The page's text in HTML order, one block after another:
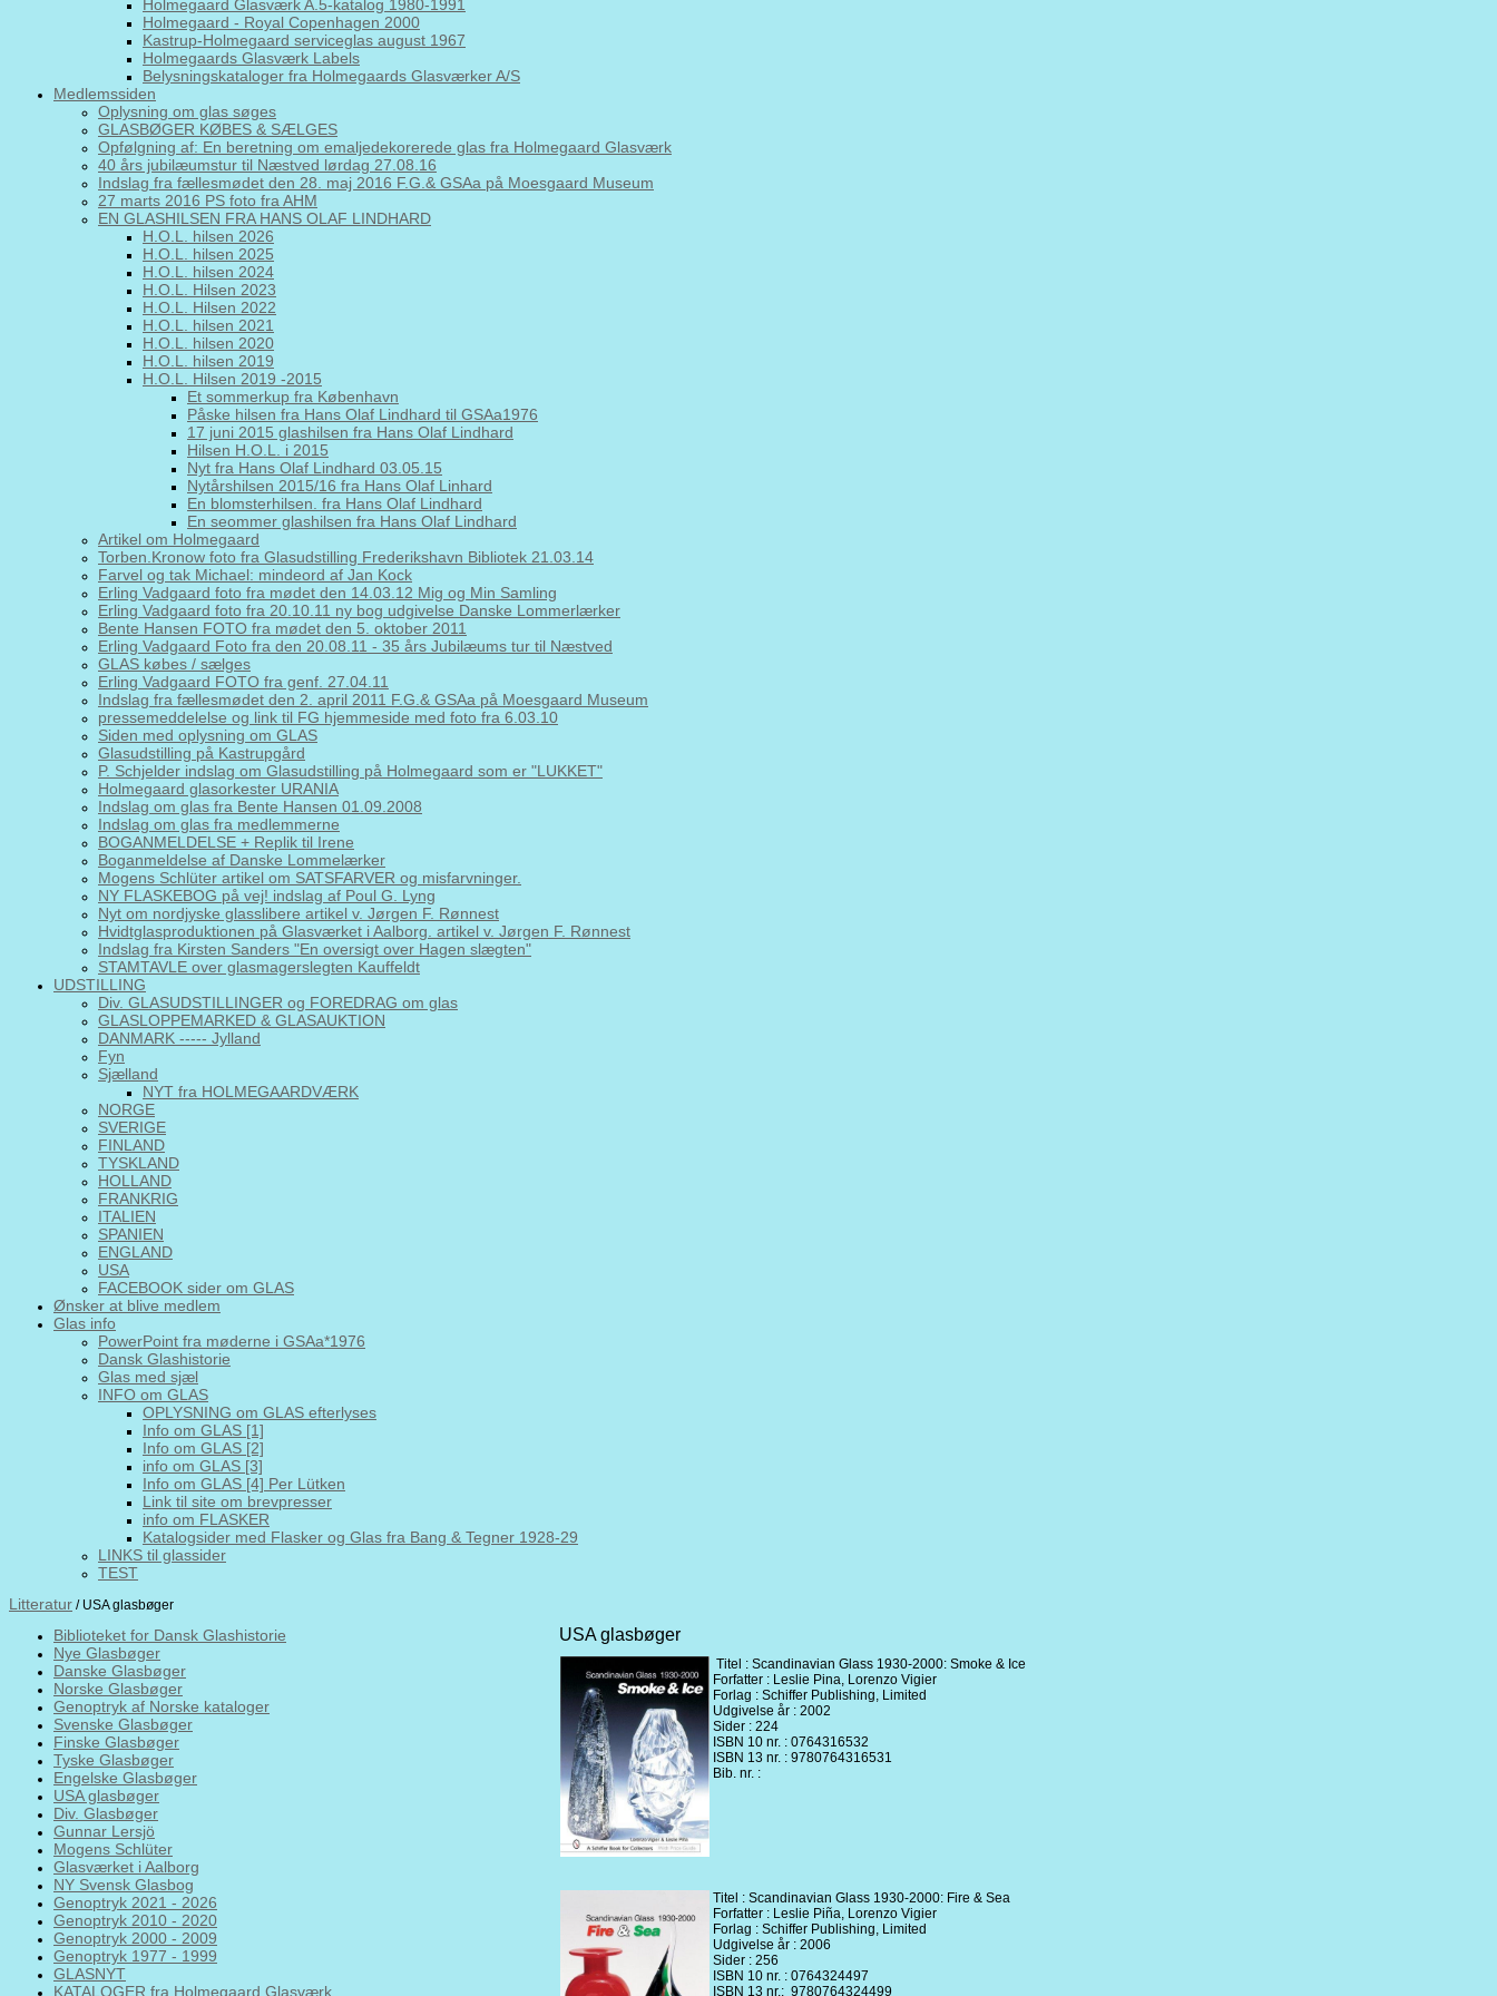
Holmegaard Glasværk A.5-katalog 1980-1991
Holmegaard - Royal Copenhagen 2000
Kastrup-Holmegaard serviceglas august 1967
Holmegaards Glasværk Labels
Belysningskataloger fra Holmegaards Glasværker A/S
Medlemssiden
Oplysning om glas søges
GLASBØGER KØBES & SÆLGES
Opfølgning af: En beretning om emaljedekorerede glas fra Holmegaard Glasværk
40 års jubilæumstur til Næstved lørdag 27.08.16
Indslag fra fællesmødet den 28. maj 2016 F.G.& GSAa på Moesgaard Museum
27 marts 2016 PS foto fra AHM
EN GLASHILSEN FRA HANS OLAF LINDHARD
H.O.L. hilsen 2026
H.O.L. hilsen 2025
H.O.L. hilsen 2024
H.O.L. Hilsen 2023
H.O.L. Hilsen 2022
H.O.L. hilsen 2021
H.O.L. hilsen 2020
H.O.L. hilsen 2019
H.O.L. Hilsen 2019 -2015
Et sommerkup fra København
Påske hilsen fra Hans Olaf Lindhard til GSAa1976
17 juni 2015 glashilsen fra Hans Olaf Lindhard
Hilsen H.O.L. i 2015
Nyt fra Hans Olaf Lindhard 03.05.15
Nytårshilsen 2015/16 fra Hans Olaf Linhard
En blomsterhilsen. fra Hans Olaf Lindhard
En seommer glashilsen fra Hans Olaf Lindhard
Artikel om Holmegaard
Torben.Kronow foto fra Glasudstilling Frederikshavn Bibliotek 21.03.14
Farvel og tak Michael: mindeord af Jan Kock
Erling Vadgaard foto fra mødet den 14.03.12 Mig og Min Samling
Erling Vadgaard foto fra 20.10.11 ny bog udgivelse Danske Lommerlærker
Bente Hansen FOTO fra mødet den 5. oktober 2011
Erling Vadgaard Foto fra den 20.08.11 - 35 års Jubilæums tur til Næstved
GLAS købes / sælges
Erling Vadgaard FOTO fra genf. 27.04.11
Indslag fra fællesmødet den 2. april 2011 F.G.& GSAa på Moesgaard Museum
pressemeddelelse og link til FG hjemmeside med foto fra 6.03.10
Siden med oplysning om GLAS
Glasudstilling på Kastrupgård
P. Schjelder indslag om Glasudstilling på Holmegaard som er "LUKKET"
Holmegaard glasorkester URANIA
Indslag om glas fra Bente Hansen 01.09.2008
Indslag om glas fra medlemmerne
BOGANMELDELSE + Replik til Irene
Boganmeldelse af Danske Lommelærker
Mogens Schlüter artikel om SATSFARVER og misfarvninger.
NY FLASKEBOG på vej! indslag af Poul G. Lyng
Nyt om nordjyske glasslibere artikel v. Jørgen F. Rønnest
Hvidtglasproduktionen på Glasværket i Aalborg. artikel v. Jørgen F. Rønnest
Indslag fra Kirsten Sanders "En oversigt over Hagen slægten"
STAMTAVLE over glasmagerslegten Kauffeldt
UDSTILLING
Div. GLASUDSTILLINGER og FOREDRAG om glas
GLASLOPPEMARKED & GLASAUKTION
DANMARK ----- Jylland
Fyn
Sjælland
NYT fra HOLMEGAARDVÆRK
NORGE
SVERIGE
FINLAND
TYSKLAND
HOLLAND
FRANKRIG
ITALIEN
SPANIEN
ENGLAND
USA
FACEBOOK sider om GLAS
Ønsker at blive medlem
Glas info
PowerPoint fra møderne i GSAa*1976
Dansk Glashistorie
Glas med sjæl
INFO om GLAS
OPLYSNING om GLAS efterlyses
Info om GLAS [1]
Info om GLAS [2]
info om GLAS [3]
Info om GLAS [4] Per Lütken
Link til site om brevpresser
info om FLASKER
Katalogsider med Flasker og Glas fra Bang & Tegner 1928-29
LINKS til glassider
TEST
Litteratur / USA glasbøger
Biblioteket for Dansk Glashistorie
Nye Glasbøger
Danske Glasbøger
Norske Glasbøger
Genoptryk af Norske kataloger
Svenske Glasbøger
Finske Glasbøger
Tyske Glasbøger
Engelske Glasbøger
USA glasbøger
Div. Glasbøger
Gunnar Lersjö
Mogens Schlüter
Glasværket i Aalborg
NY Svensk Glasbog
Genoptryk 2021 - 2026
Genoptryk 2010 - 2020
Genoptryk 2000 - 2009
Genoptryk 1977 - 1999
GLASNYT
KATALOGER fra Holmegaard Glasværk
USA glasbøger
Titel : Scandinavian Glass 1930-2000: Smoke & Ice
Forfatter : Leslie Pina, Lorenzo Vigier
Forlag : Schiffer Publishing, Limited
Udgivelse år : 2002
Sider : 224
ISBN 10 nr. : 0764316532
ISBN 13 nr. : 9780764316531
Bib. nr. :
Titel : Scandinavian Glass 1930-2000: Fire & Sea
Forfatter : Leslie Piña, Lorenzo Vigier
Forlag : Schiffer Publishing, Limited
Udgivelse år : 2006
Sider : 256
ISBN 10 nr. : 0764324497
ISBN 13 nr.: 9780764324499